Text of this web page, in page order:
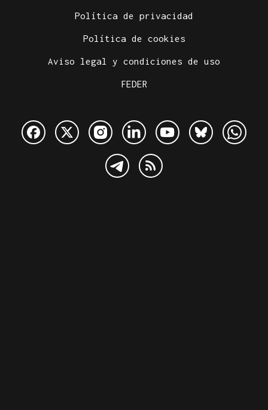
Política de privacidad
Política de cookies
Aviso legal y condiciones de uso
FEDER